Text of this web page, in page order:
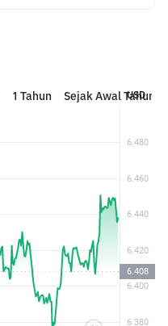
1 Tahun Sejak Awal Tahun
USD